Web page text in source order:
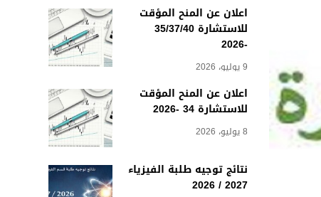
اعلان عن المنح المؤقت
للاستشارة 35/37/40
-2026
9 يوليو، 2026
اعلان عن المنح المؤقت
للاستشارة 34 -2026
8 يوليو، 2026
نتائج توجيه طلبة الفيزياء
2027 / 2026